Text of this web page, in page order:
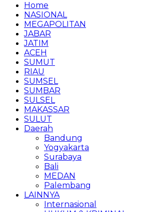
Home
NASIONAL
MEGAPOLITAN
JABAR
JATIM
ACEH
SUMUT
RIAU
SUMSEL
SUMBAR
SULSEL
MAKASSAR
SULUT
Daerah
Bandung
Yogyakarta
Surabaya
Bali
MEDAN
Palembang
LAINNYA
Internasional